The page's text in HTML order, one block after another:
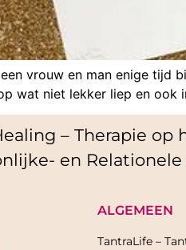
vrouw en man enige tijd
wat niet lekker liep en
– Therapie
en Relationele
ALGEMEEN
TantraLife –